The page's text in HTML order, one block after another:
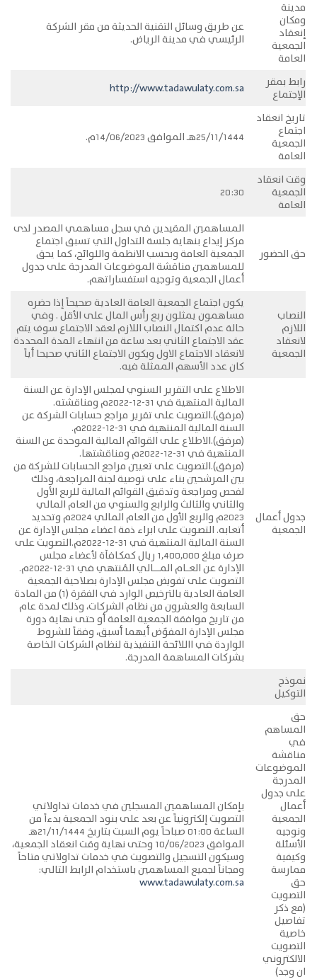
مدينة
ومكان
إنعقاد
الجمعية
العامة
عن طريق وسائل التقنية الحديثة من مقر الشركة
الرئيسي في مدينة الرياض.
رابط بمقر
الإجتماع
http://www.tadawulaty.com.sa
تاريخ انعقاد
اجتماع
الجمعية
العامة
25/11/1444هــ الموافق 14/06/2023م.
وقت انعقاد
الجمعية
العامة
20:30
حق الحضور
المساهمين المقيدين في سجل مساهمي المصدر لدى
مركز إيداع بنهاية جلسة التداول التي تسبق اجتماع
الجمعية العامة وبحسب الانظمة واللوائح، كما يحق
للمساهمين مناقشة الموضوعات المدرجة على جدول
أعمال الجمعية وتوجيه استفساراتهم.
النصاب
اللازم
لانعقاد
الجمعية
يكون اجتماع الجمعية العامة العادية صحيحاً إذا حضره
مساهمون يمثلون ربع رأس المال على الأقل . وفي
حالة عدم اكتمال النصاب اللازم لعقد الاجتماع سوف يتم
عقد الاجتماع الثاني بعد ساعة من انتهاء المدة المحددة
لانعقاد الاجتماع الاول ويكون الاجتماع الثاني صحيحا أياً
كان عدد الأسهم الممثلة فيه.
جدول أعمال
الجمعية
الاطلاع على التقرير السنوي لمجلس الإدارة عن السنة
المالية المنتهية في 31-12-2022م ومناقشته.
(مرفق).التصويت على تقرير مراجع حسابات الشركة عن
السنة المالية المنتهية في 31-12-2022م.
(مرفق).الاطلاع على القوائم المالية الموحدة عن السنة
المنتهية في 31-12-2022م ومناقشتها.
(مرفق).التصويت على تعيين مراجع الحسابات للشركة من
بين المرشحين بناء على توصية لجنة المراجعة، وذلك
لفحص ومراجعة وتدقيق القوائم المالية للربع الأول
والثاني والثالث والرابع والسنوي من العام المالي
2023م والربع الأول من العام المالي 2024م وتحديد
أتعابه. التصويت على ابراء ذمة اعضاء مجلس الإدارة عن
السنة المالية المنتهية في 31-12-2022م.التصويت على
صرف مبلغ 1,400,000 ريال كمكـافآة لأعضاء مجلس
الإدارة عن العــــام المـــــــــالي المُنتهي في 31-12-2022م.
التصويت على تفويض مجلس الإدارة بصلاحية الجمعية
العامة العادية بالترخيص الوارد في الفقرة (1) من المادة
السابعة والعشرون من نظام الشركات، وذلك لمدة عام
من تاريخ موافقة الجمعية العامة أو حتى نهاية دورة
مجلس الإدارة المفوّض أيهما أسبق، وفقاً للشروط
الواردة في االلائحة التنفيذية لنظام الشركات الخاصة
بشركات المساهمة المدرجة.
نموذج
التوكيل
حق
المساهم
في
مناقشة
الموضوعات
المدرجة
على جدول
أعمال
الجمعية
ونوجيه
الأسئلة
وكيفية
ممارسة
حق
التصويت
(مع ذكر
تفاصيل
خاصية
التصويت
الالكتروني
ان وجد)
بإمكان المساهمين المسجلين في خدمات تداولاتي
التصويت إلكترونياً عن بعد على بنود الجمعية بدءاً من
الساعة 01:00 صباحاً يوم السبت بتاريخ 21/11/1444هـ
الموافق 10/06/2023 وحتى نهاية وقت انعقاد الجمعية،
وسيكون التسجيل والتصويت في خدمات تداولاتي متاحاً
ومجاناً لجميع المساهمين باستخدام الرابط التالي:
www.tadawulaty.com.sa